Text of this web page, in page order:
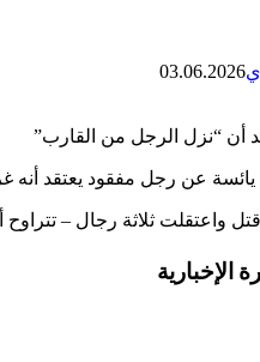
03.06.2026
يائسة عن رجل مفقود يعتقد
أعمارهم بين 46 و 22 عامًا – في أعقاب الرعب
الإخبارية